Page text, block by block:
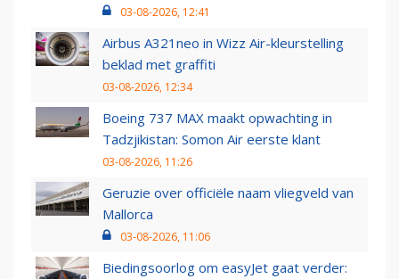
03-08-2026, 12:41
Airbus A321neo in Wizz Air-kleurstelling
beklad met graffiti
03-08-2026, 12:34
Boeing 737 MAX maakt opwachting in
Tadzjikistan: Somon Air eerste klant
03-08-2026, 11:26
Geruzie over officiële naam vliegveld van
Mallorca
03-08-2026, 11:06
Biedingsoorlog om easyJet gaat verder: